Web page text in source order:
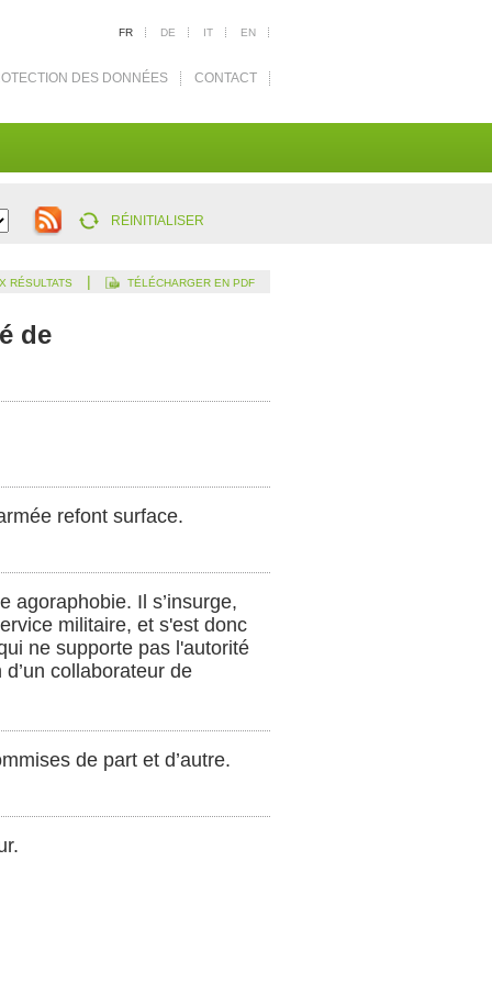
FR DE IT EN
DES DONNÉES CONTACT
RÉINITIALISER
RÉSULTATS | TÉLÉCHARGER EN PDF
de
refont surface.
agoraphobie. Il s’insurge,
militaire, et s'est donc
ne supporte pas l'autorité
collaborateur de
de part et d’autre.